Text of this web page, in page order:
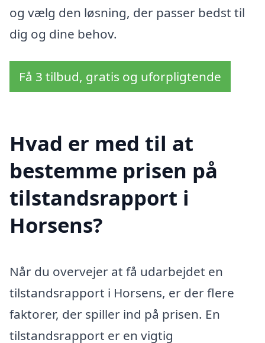
og vælg den løsning, der passer bedst til
dig og dine behov.
Få 3 tilbud, gratis og uforpligtende
Hvad er med til at
bestemme prisen på
tilstandsrapport i
Horsens?
Når du overvejer at få udarbejdet en
tilstandsrapport i Horsens, er der flere
faktorer, der spiller ind på prisen. En
tilstandsrapport er en vigtig